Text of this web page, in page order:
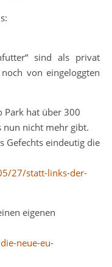
sind als privat
von eingeloggten
Park hat über 300
nun nicht mehr gibt.
Gefechts eindeutig die
27/statt-links-der-
eigenen
neue-eu-